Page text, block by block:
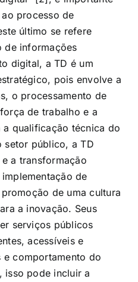
processo de
último se refere
de informações
digital, a TD é um
pois envolve a
o processamento de
de trabalho e a
qualificação técnica do
setor público, a TD
a transformação
de
de uma cultura
a inovação. Seus
serviços públicos
acessíveis e
e comportamento do
isso pode incluir a